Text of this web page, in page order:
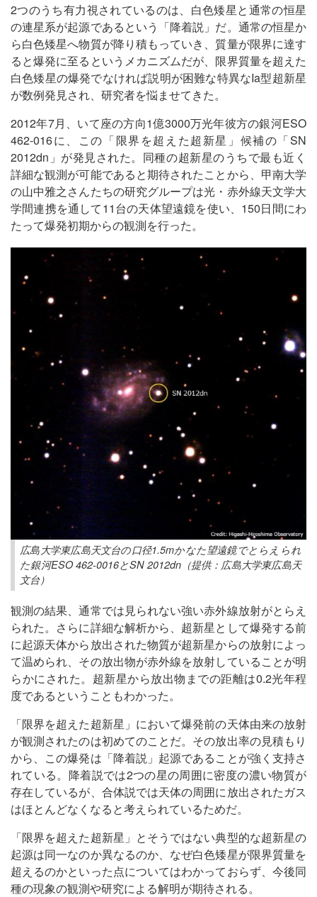
2つのうち有力視されているのは、白色矮星と通常の恒星
の連星系が起源であるという「降着説」だ。通常の恒星か
ら白色矮星へ物質が降り積もっていき、質量が限界に達す
ると爆発に至るというメカニズムだが、限界質量を超えた
白色矮星の爆発でなければ説明が困難な特異なIa型超新星
が数例発見され、研究者を悩ませてきた。
2012年7月、いて座の方向1億3000万光年彼方の銀河ESO
462-016に、この「限界を超えた超新星」候補の「SN
2012dn」が発見された。同種の超新星のうちで最も近く
詳細な観測が可能であると期待されたことから、甲南大学
の山中雅之さんたちの研究グループは光・赤外線天文学大
学間連携を通して11台の天体望遠鏡を使い、150日間にわ
たって爆発初期からの観測を行った。
広島大学東広島天文台の口径1.5mかなた望遠鏡でとらえられ
た銀河ESO 462-0016とSN 2012dn（提供：広島大学東広島天
文台）
観測の結果、通常では見られない強い赤外線放射がとらえ
られた。さらに詳細な解析から、超新星として爆発する前
に起源天体から放出された物質が超新星からの放射によっ
て温められ、その放出物が赤外線を放射していることが明
らかにされた。超新星から放出物までの距離は0.2光年程
度であるということもわかった。
「限界を超えた超新星」において爆発前の天体由来の放射
が観測されたのは初めてのことだ。その放出率の見積もり
から、この爆発は「降着説」起源であることが強く支持さ
れている。降着説では2つの星の周囲に密度の濃い物質が
存在しているが、合体説では天体の周囲に放出されたガス
はほとんどなくなると考えられているためだ。
「限界を超えた超新星」とそうではない典型的な超新星の
起源は同一なのか異なるのか、なぜ白色矮星が限界質量を
超えるのかといった点についてはわかっておらず、今後同
種の現象の観測や研究による解明が期待される。